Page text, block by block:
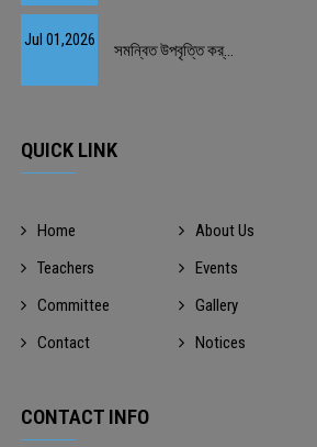
Jul 01,2026
সমন্বিত উপবৃত্তি কর্...
QUICK LINK
Home
About Us
Teachers
Events
Committee
Gallery
Contact
Notices
CONTACT INFO